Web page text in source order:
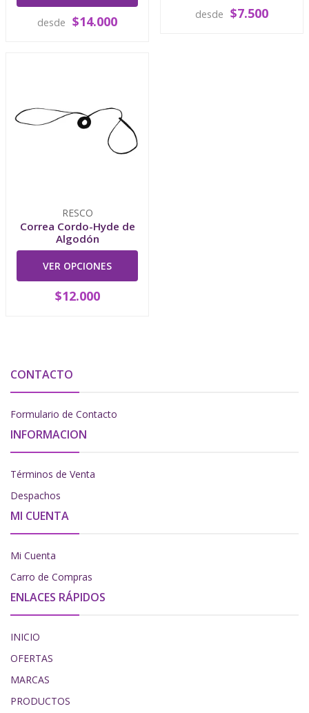
desde $14.000 desde $7.500
RESCO
Correa Cordo-Hyde de
Algodón
VER OPCIONES
$12.000
CONTACTO
Formulario de Contacto
INFORMACION
Términos de Venta
Despachos
MI CUENTA
Mi Cuenta
Carro de Compras
ENLACES RÁPIDOS
INICIO
OFERTAS
MARCAS
PRODUCTOS